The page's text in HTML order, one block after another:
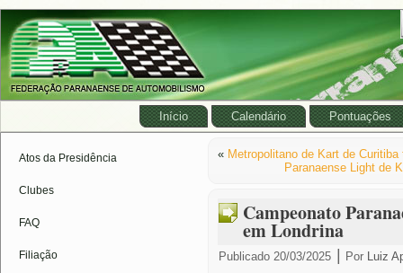
Início Calendário Pontuações
Atos da Presidência
Clubes
FAQ
Filiação
« Metropolitano de Kart de
Paranaense Light de
Campeonato
em Londrina
Publicado 20/03/2025 Por Luiz